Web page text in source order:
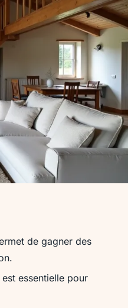
de gagner des
essentielle pour